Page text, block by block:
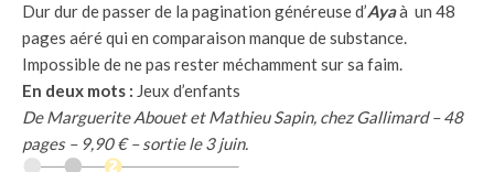
Dur dur de passer de la pagination généreuse d’Ayaà un 48
pages aéré qui en comparaison manque de substance.
Impossible de ne pas rester méchamment sur sa faim.
En deux mots : Jeux d’enfants
De Marguerite Abouet et Mathieu Sapin, chez Gallimard – 48
pages – 9,90 € – sortie le 3 juin.